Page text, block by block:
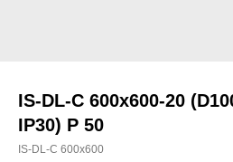
IS-DL-C 600x600-20
IP30) P 50
IS-DL-C 600x600